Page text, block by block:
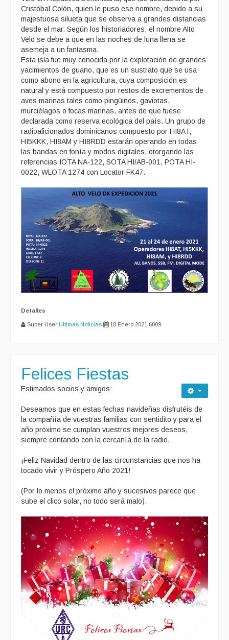
Cristóbal Colón, quien le puso ese nombre, debido a su
majestuosa silueta que se observa a grandes distancias
desde el mar. Según los historiadores, el nombre Alto
Velo se debe a que en las noches de luna llena se
asemeja a un fantasma.
Esta isla fue muy conocida por la explotación de grandes
yacimientos de guano, que es un sustrato que se usa
como abono en la agricultura, cuya composición es
natural y está compuesto por restos de excrementos de
aves marinas tales como pingüinos, gaviotas,
murciélagos o focas marinas, antes de que fuese
declarada como reserva ecológica del país. Un grupo de
radioaficionados dominicanos compuesto por HI8AT,
HI5KKK, HI8AM y HI8RDD estarán operando en todas
las bandas en fonía y modos digitales, otorgando las
referencias IOTA NA-122, SOTA HI/AB-001, POTA HI-
0022, WLOTA 1274 con Locator FK47.
Detalles
Super User Ultimas Noticias 18 Enero 2021 6009
Felices Fiestas
Estimados socios y amigos:
Deseamos que en estas fechas navideñas disfrutéis de
la compañía de vuestras familias con sentidito y para el
año próximo se cumplan vuestros mejores deseos,
siempre contando con la cercanía de la radio.
¡Feliz Navidad dentro de las circunstancias que nos ha
tocado vivir y Próspero Año 2021!
(Por lo menos el próximo año y sucesivos parece que
sube el clico solar, no todo será malo).